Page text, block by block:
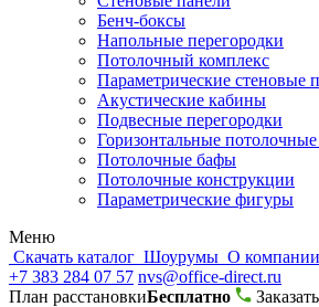
Бенч-боксы
Напольные перегородки
Потолочный комплекс
Параметрические стеновые
Акустические кабины
Подвесные перегородки
Горизонтальные
Потолочные бафы
Потолочные конструкции
Параметрические фигуры
Меню
Скачать каталог Шоурумы О компании
+7 383 284 07 57 nvs@office-direct.ru
План расстановкиБесплатно